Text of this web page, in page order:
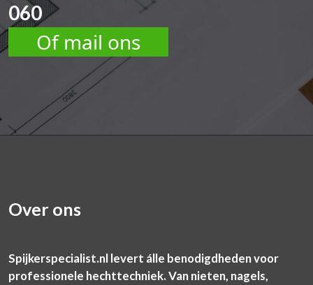
060
Of mail ons
Over ons
Spijkerspecialist.nl levert álle benodigdheden voor
professionele hechttechniek. Van nieten, nagels,